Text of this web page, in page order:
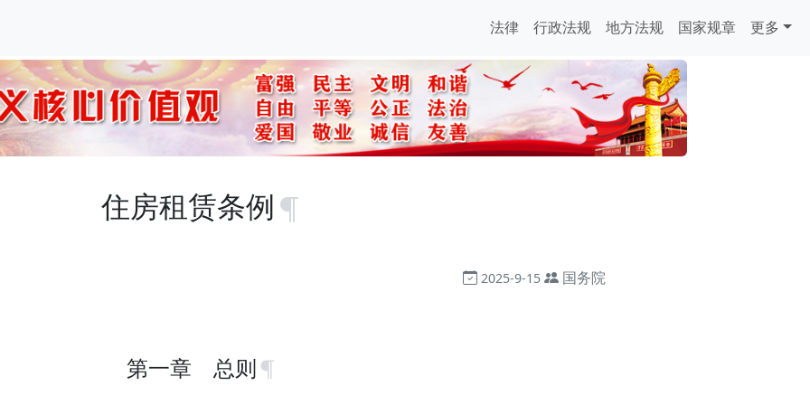
法律 行政法规 地方法规 国家规章 更多
住房租赁条例
2025-9-15 国务院
第一章 总则